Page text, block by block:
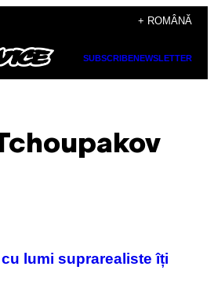
+ ROMÂNĂ
SUBSCRIBENEWSLETTER
lumi suprarealiste îți